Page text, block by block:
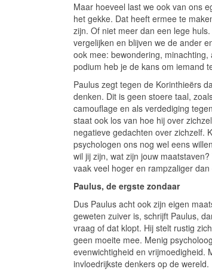
Maar hoeveel last we ook van ons
het gekke. Dat heeft ermee te
zijn. Of niet meer dan een lege
vergelijken en blijven we de ander
ook mee: bewondering,
podium heb je de kans om iemand
Paulus zegt tegen de Korinthieërs
denken. Dit is geen stoere taal,
camouflage en als verdediging
staat ook los van hoe hij over
negatieve gedachten over zichzelf.
psychologen ons nog wel eens
wil jij zijn, wat zijn jouw
vaak veel hoger en rampzaliger
Paulus, de ergste zondaar
Dus Paulus acht ook zijn eigen
geweten zuiver is, schrijft Paulus,
vraag of dat klopt. Hij stelt rustig
geen moeite mee. Menig
evenwichtigheid en
invloedrijkste denkers op de wereld.